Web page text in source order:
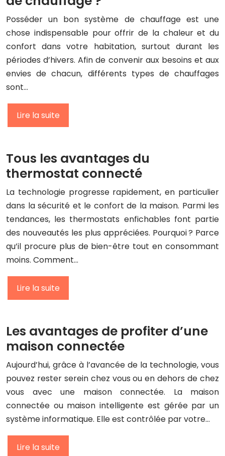
Posséder un bon système de chauffage est une
chose indispensable pour offrir de la chaleur et du
confort dans votre habitation, surtout durant les
périodes d’hivers. Afin de convenir aux besoins et aux
envies de chacun, différents types de chauffages
sont…
Lire la suite
Tous les avantages du
thermostat connecté
La technologie progresse rapidement, en particulier
dans la sécurité et le confort de la maison. Parmi les
tendances, les thermostats enfichables font partie
des nouveautés les plus appréciées. Pourquoi ? Parce
qu’il procure plus de bien-être tout en consommant
moins. Comment…
Lire la suite
Les avantages de profiter d’une
maison connectée
Aujourd’hui, grâce à l’avancée de la technologie, vous
pouvez rester serein chez vous ou en dehors de chez
vous avec une maison connectée. La maison
connectée ou maison intelligente est gérée par un
système informatique. Elle est contrôlée par votre…
Lire la suite